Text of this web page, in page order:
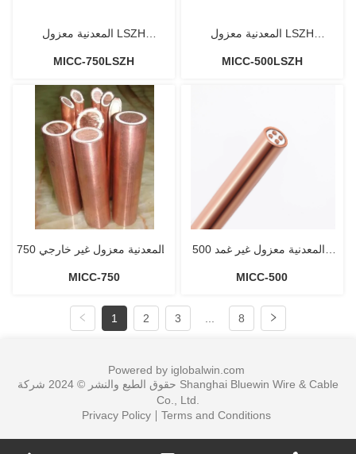
المعدنية معزول LSZH
MICC-750LSZH
المعدنية معزول LSZH
MICC-500LSZH
المعدنية معزول غير خارجي 750V
MICC-750
المعدنية معزول غير غمد 500V
MICC-500
1 2 3 8
Powered by iglobalwin.com
حقوق الطبع والنشر © 2024 شركة Shanghai Bluewin Wire & Cable
Co., Ltd.
Privacy Policy
Terms and Conditions